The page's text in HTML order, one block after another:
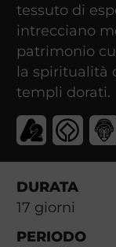
tessuto di
intrecciano
patrimonio
la spiritualità
templi dorati.
DURATA
17 giorni
PERIODO